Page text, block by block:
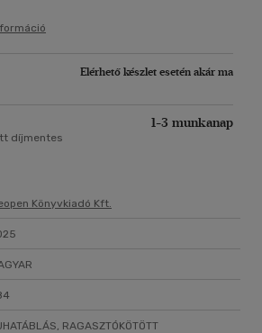
Elérhető készlet esetén akár ma
1-3 munkanap
díjmentes
Könyvkiadó Kft.
RAGASZTÓKÖTÖTT